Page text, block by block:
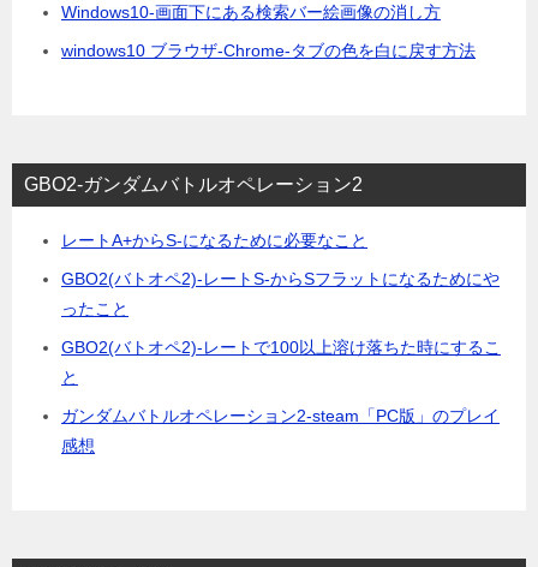
Windows10-画面下にある検索バー絵画像の消し方
windows10 ブラウザ-Chrome-タブの色を白に戻す方法
GBO2-ガンダムバトルオペレーション2
レートA+からS-になるために必要なこと
GBO2(バトオペ2)-レートS-からSフラットになるためにや
ったこと
GBO2(バトオペ2)-レートで100以上溶け落ちた時にするこ
と
ガンダムバトルオペレーション2-steam「PC版」のプレイ
感想